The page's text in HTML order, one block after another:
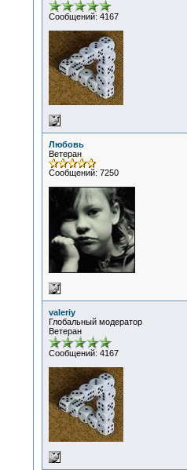
Сообщений: 4167
Любовь
Ветеран
Сообщений: 7250
valeriy
Глобальный модератор
Ветеран
Сообщений: 4167